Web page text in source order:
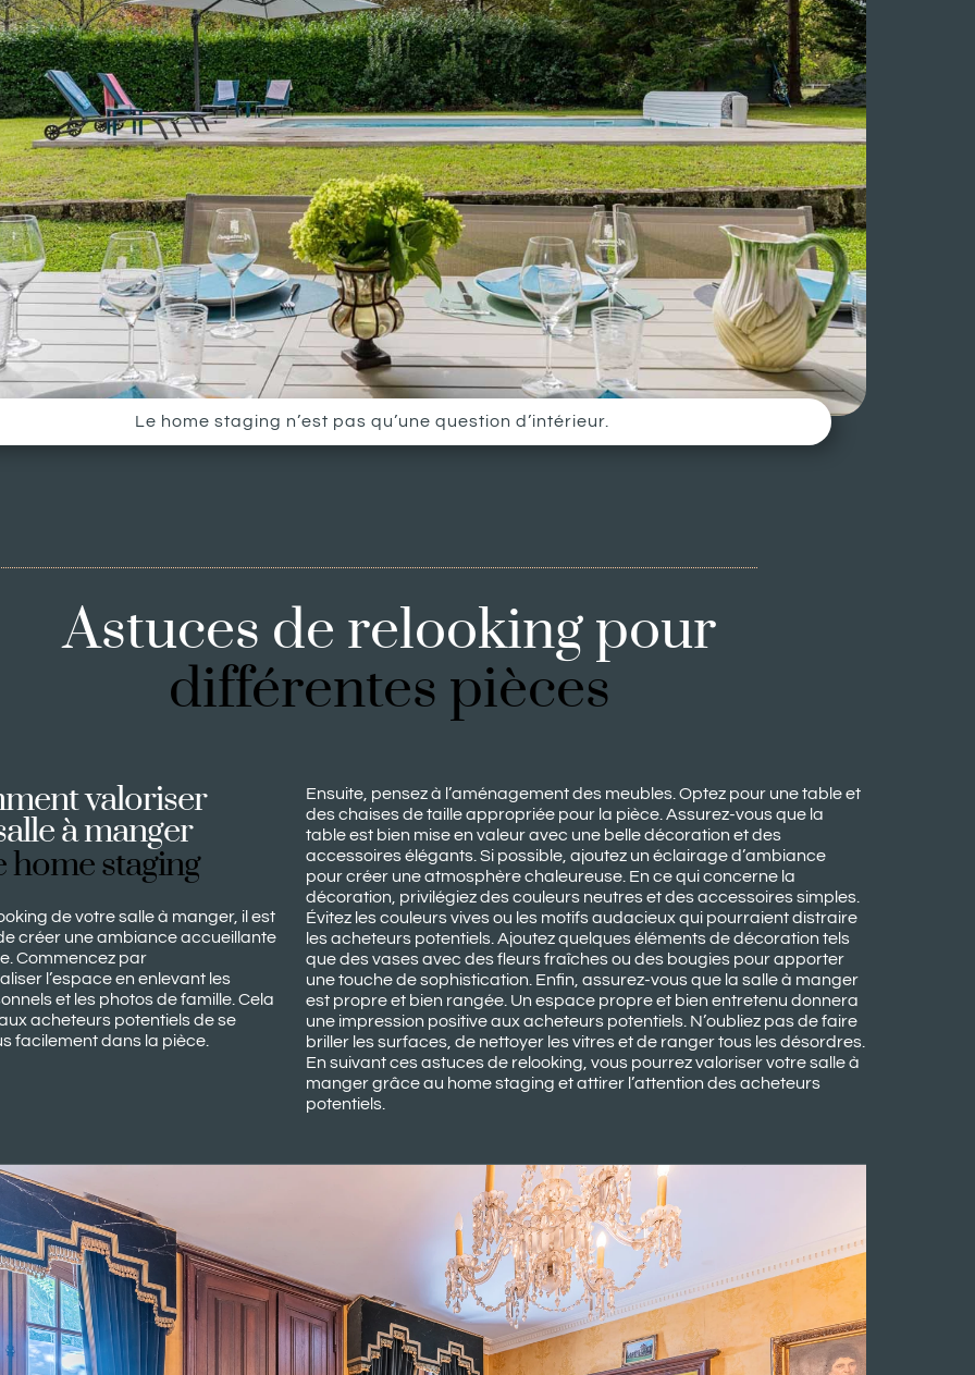
Le home staging n’est pas qu’une question d’intérieur.
Astuces de relooking pour
différentes pièces
valoriser
à manger
home staging
de votre salle à manger, il est
créer une ambiance accueillante
Commencez par
l’espace en enlevant les
et les photos de famille. Cela
acheteurs potentiels de se
facilement dans la pièce.
Ensuite, pensez à l’aménagement des meubles. Optez pour une table et
des chaises de taille appropriée pour la pièce. Assurez-vous que la
table est bien mise en valeur avec une belle décoration et des
accessoires élégants. Si possible, ajoutez un éclairage d’ambiance
pour créer une atmosphère chaleureuse. En ce qui concerne la
décoration, privilégiez des couleurs neutres et des accessoires simples.
Évitez les couleurs vives ou les motifs audacieux qui pourraient distraire
les acheteurs potentiels. Ajoutez quelques éléments de décoration tels
que des vases avec des fleurs fraîches ou des bougies pour apporter
une touche de sophistication. Enfin, assurez-vous que la salle à manger
est propre et bien rangée. Un espace propre et bien entretenu donnera
une impression positive aux acheteurs potentiels. N’oubliez pas de faire
briller les surfaces, de nettoyer les vitres et de ranger tous les désordres.
En suivant ces astuces de relooking, vous pourrez valoriser votre salle à
manger grâce au home staging et attirer l’attention des acheteurs
potentiels.